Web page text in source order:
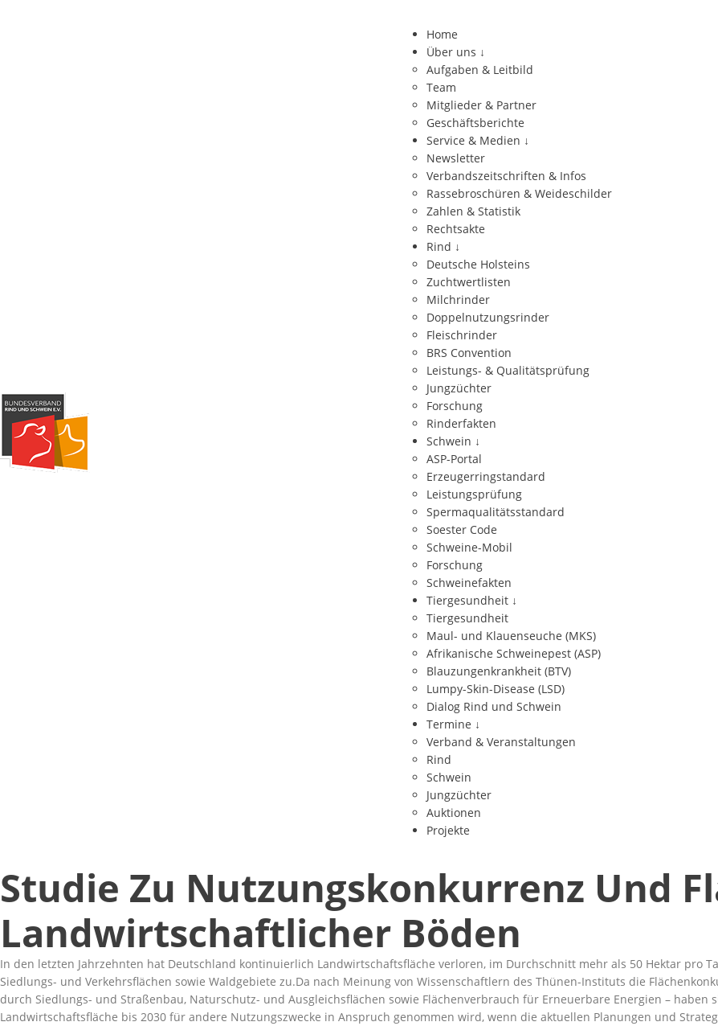
Home
Über uns ↓
Aufgaben & Leitbild
Team
Mitglieder & Partner
Geschäftsberichte
Service & Medien ↓
Newsletter
Verbandszeitschriften & Infos
Rassebroschüren & Weideschilder
Zahlen & Statistik
Rechtsakte
Rind ↓
Deutsche Holsteins
Zuchtwertlisten
Milchrinder
Doppelnutzungsrinder
Fleischrinder
BRS Convention
Leistungs- & Qualitätsprüfung
Jungzüchter
Forschung
Rinderfakten
Schwein ↓
ASP-Portal
Erzeugerringstandard
Leistungsprüfung
Spermaqualitätsstandard
Soester Code
Schweine-Mobil
Forschung
Schweinefakten
Tiergesundheit ↓
Tiergesundheit
Maul- und Klauenseuche (MKS)
Afrikanische Schweinepest (ASP)
Blauzungenkrankheit (BTV)
Lumpy-Skin-Disease (LSD)
Dialog Rind und Schwein
Termine ↓
Verband & Veranstaltungen
Rind
Schwein
Jungzüchter
Auktionen
Projekte
Studie Zu Nutzungskonkurrenz Und
Landwirtschaftlicher Böden
In den letzten Jahrzehnten hat Deutschland kontinuierlich Landwirtschaftsfläche verloren, im Durchschnitt mehr als 50 Hektar pro
Siedlungs- und Verkehrsflächen sowie Waldgebiete zu.Da nach Meinung von Wissenschaftlern des Thünen-Instituts die
durch Siedlungs- und Straßenbau, Naturschutz- und Ausgleichsflächen sowie Flächenverbrauch für Erneuerbare Energien – haben
Landwirtschaftsfläche bis 2030 für andere Nutzungszwecke in Anspruch genommen wird, wenn die aktuellen Planungen und